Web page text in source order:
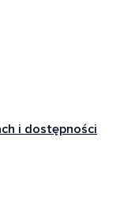
i dostępności